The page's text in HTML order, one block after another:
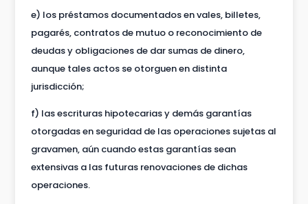
e) los préstamos documentados en vales, billetes,
pagarés, contratos de mutuo o reconocimiento de
deudas y obligaciones de dar sumas de dinero,
aunque tales actos se otorguen en distinta
jurisdicción;
f) las escrituras hipotecarias y demás garantías
otorgadas en seguridad de las operaciones sujetas al
gravamen, aún cuando estas garantías sean
extensivas a las futuras renovaciones de dichas
operaciones.